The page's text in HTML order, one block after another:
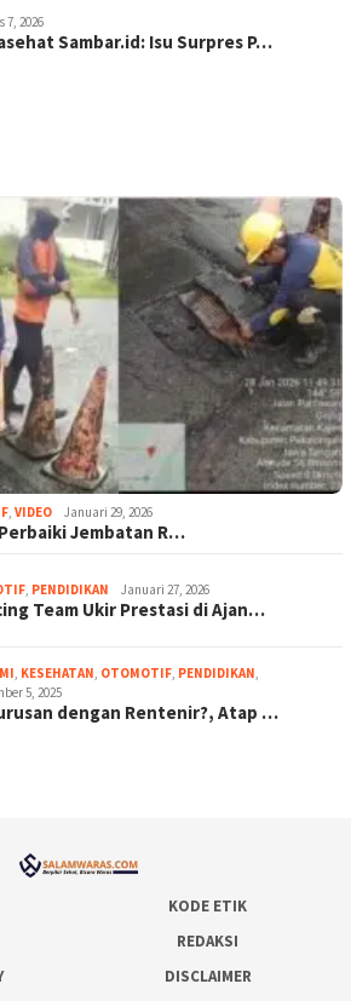
7, 2026
Sambar.id: Isu Surpres P…
, VIDEO Januari 29, 2026
Jembatan R…
, PENDIDIKAN Januari 27, 2026
Team Ukir Prestasi di Ajan…
, KESEHATAN, OTOMOTIF, PENDIDIKAN,
5, 2025
dengan Rentenir?, Atap …
KODE ETIK
REDAKSI
DISCLAIMER